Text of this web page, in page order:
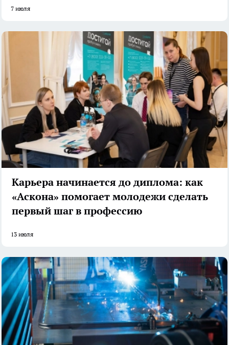
7 июля
Карьера начинается до диплома: как
«Аскона» помогает молодежи сделать
первый шаг в профессию
13 июля